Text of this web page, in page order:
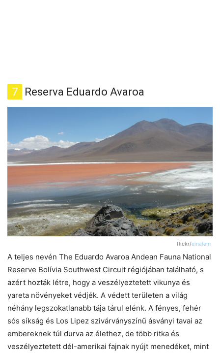
7 Reserva Eduardo Avaroa
flickr/einalem
A teljes nevén The Eduardo Avaroa Andean Fauna National
Reserve Bolívia Southwest Circuit régiójában található, s
azért hozták létre, hogy a veszélyeztetett vikunya és
yareta növényeket védjék. A védett területen a világ
néhány legszokatlanabb tája tárul elénk. A fényes, fehér
sós síkság és Los Lipez szivárványszínű ásványi tavai az
embereknek túl durva az élethez, de több ritka és
veszélyeztetett dél-amerikai fajnak nyújt menedéket, mint